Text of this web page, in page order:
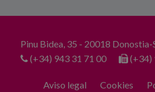
Pinu Bidea, 35 - 20018 Donostia-
(+34) 943 31 71 00
(+34)
Aviso legal Cookies